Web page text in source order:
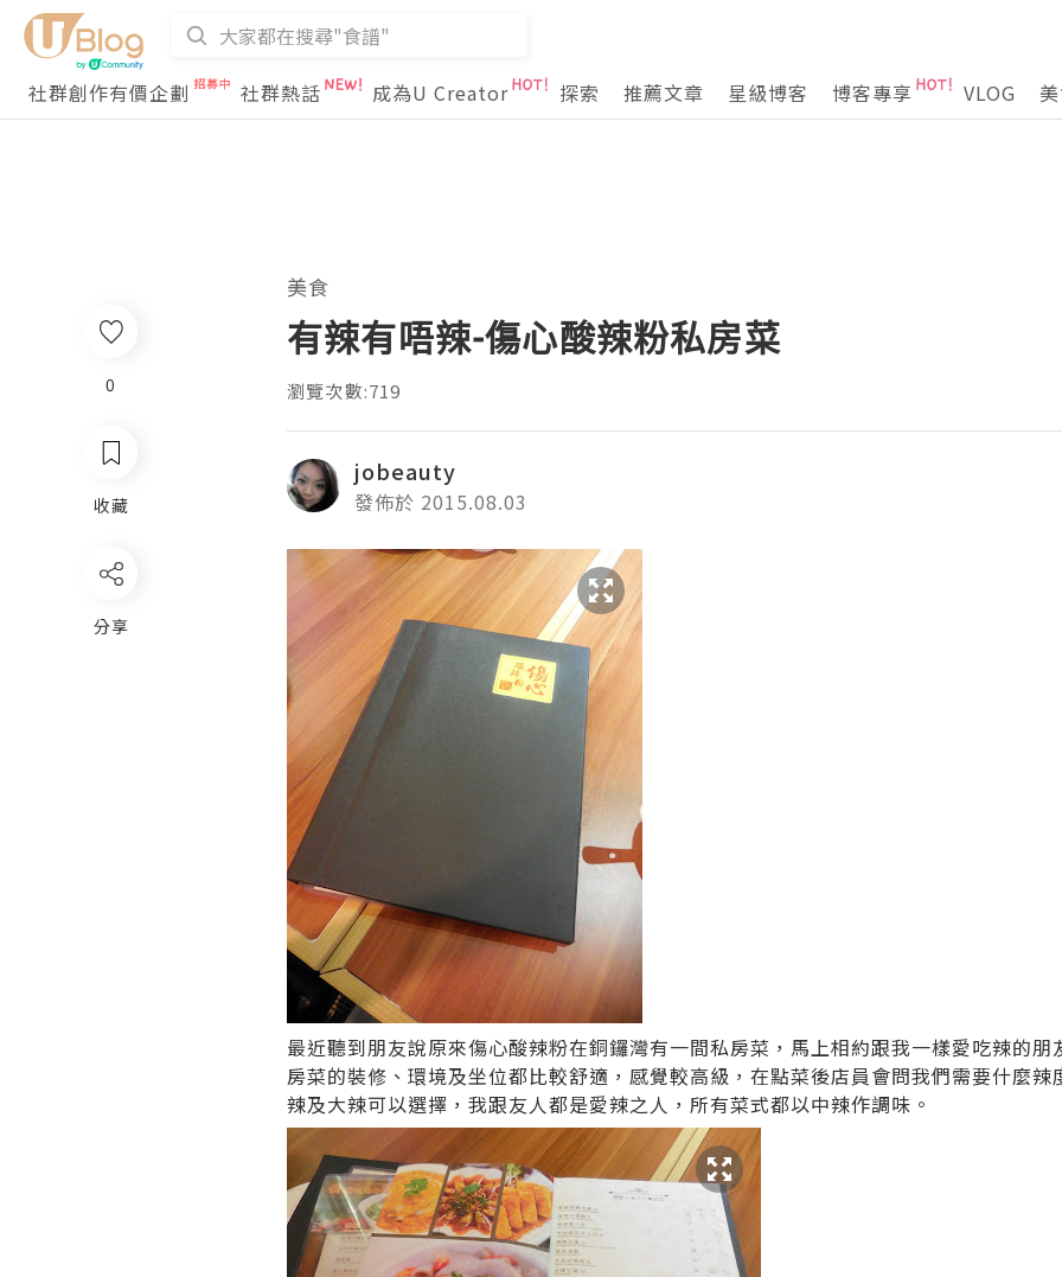
社群創作有價企劃 社群熱話 成為U Creator 探索 推薦文章 星級博客 博客專享 VLOG
0
收藏
分享
美食
有辣有唔辣-傷心酸辣粉私房菜
瀏覽次數:719
jobeauty
發佈於 2015.08.03
最近聽到朋友說原來傷心酸辣粉在銅鑼灣有一間私房菜，馬上相約跟我一樣愛吃辣的
房菜的裝修、環境及坐位都比較舒適，感覺較高級，在點菜後店員會問我們需要什麼
辣及大辣可以選擇，我跟友人都是愛辣之人，所有菜式都以中辣作調味。